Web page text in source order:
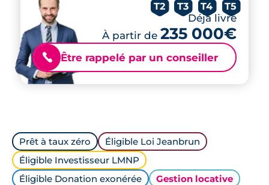
T2 T3 T4 T5
Déjà livré
À partir de 235 000€
📞 Être rappelé par un conseiller
Prêt à taux zéro
Éligible Loi Jeanbrun
Éligible Investisseur LMNP
Éligible Donation exonérée
Gestion locative